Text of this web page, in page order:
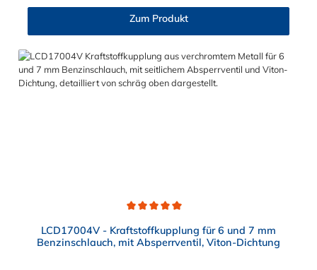
Adventure TRIUMPH - Sprint
Zum Produkt
LCD17004V - Kraftstoffkupplung für 6 und 7 mm
Benzinschlauch, mit Absperrventil, Viton-Dichtung